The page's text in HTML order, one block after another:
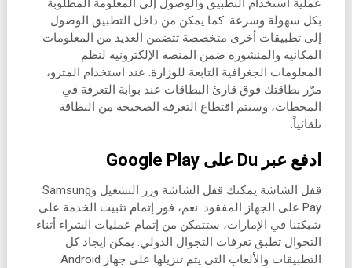
عملية استخدام التطبيق والوصول إلى المعلومة المطلوبة
بكل سهولة وسرعة. كما يمكن من داخل التطبيق الوصول
إلى تطبيقات أخرى متخصصة تتضمن العديد من المعلومات
المكانية والمنشورة ضمن المنصة الإلكترونية لنظم
المعلومات الجغرافية التابعة للوزارة. عند استخدام المترو،
مرّر بطاقتك فوق قارئ البطاقات عند بوابة التعرفة في
المحطات، وسيتم اقتطاع التعرفة الصحيحة من البطاقة
تلقائياً.
ادفع عبر Du على Google Play
قفل الشاشة يمكنك قفل الشاشة وزر التشغيل وSamsung
Pay على الجهاز المفقود. نعم، فور إتمام تثبيت الخدمة على
شبكتنا في الإمارات، ستتمكن من إتمام عمليات الشراء أثناء
التجوال تطبق تعرفات التجوال الدولي. يمكن إيجاد كل
التطبيقات والألعاب التي يتم تنزيلها على جهاز Android